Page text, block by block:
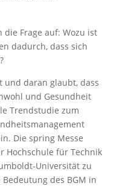
Frage auf: Wozu ist
dadurch, dass sich
daran glaubt, dass
und Gesundheit
Trendstudie zum
Die spring Messe
Hochschule für Technik
Universität zu
des BGM in